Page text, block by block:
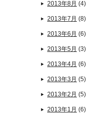
2013年8月 (4)
2013年7月 (8)
2013年6月 (6)
2013年5月 (3)
2013年4月 (6)
2013年3月 (5)
2013年2月 (5)
2013年1月 (6)